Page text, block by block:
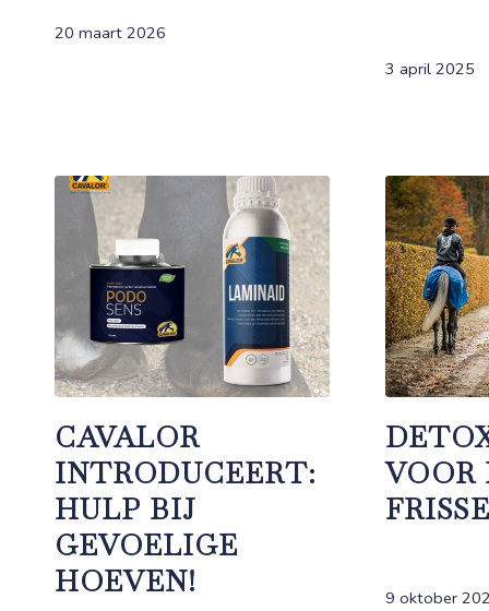
20 maart 2026
3 april 2025
CAVALOR
INTRODUCEERT:
HULP BIJ
GEVOELIGE
HOEVEN!
VOOR
9 oktober